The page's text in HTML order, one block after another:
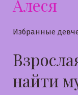
Алеся
Избранные
найти